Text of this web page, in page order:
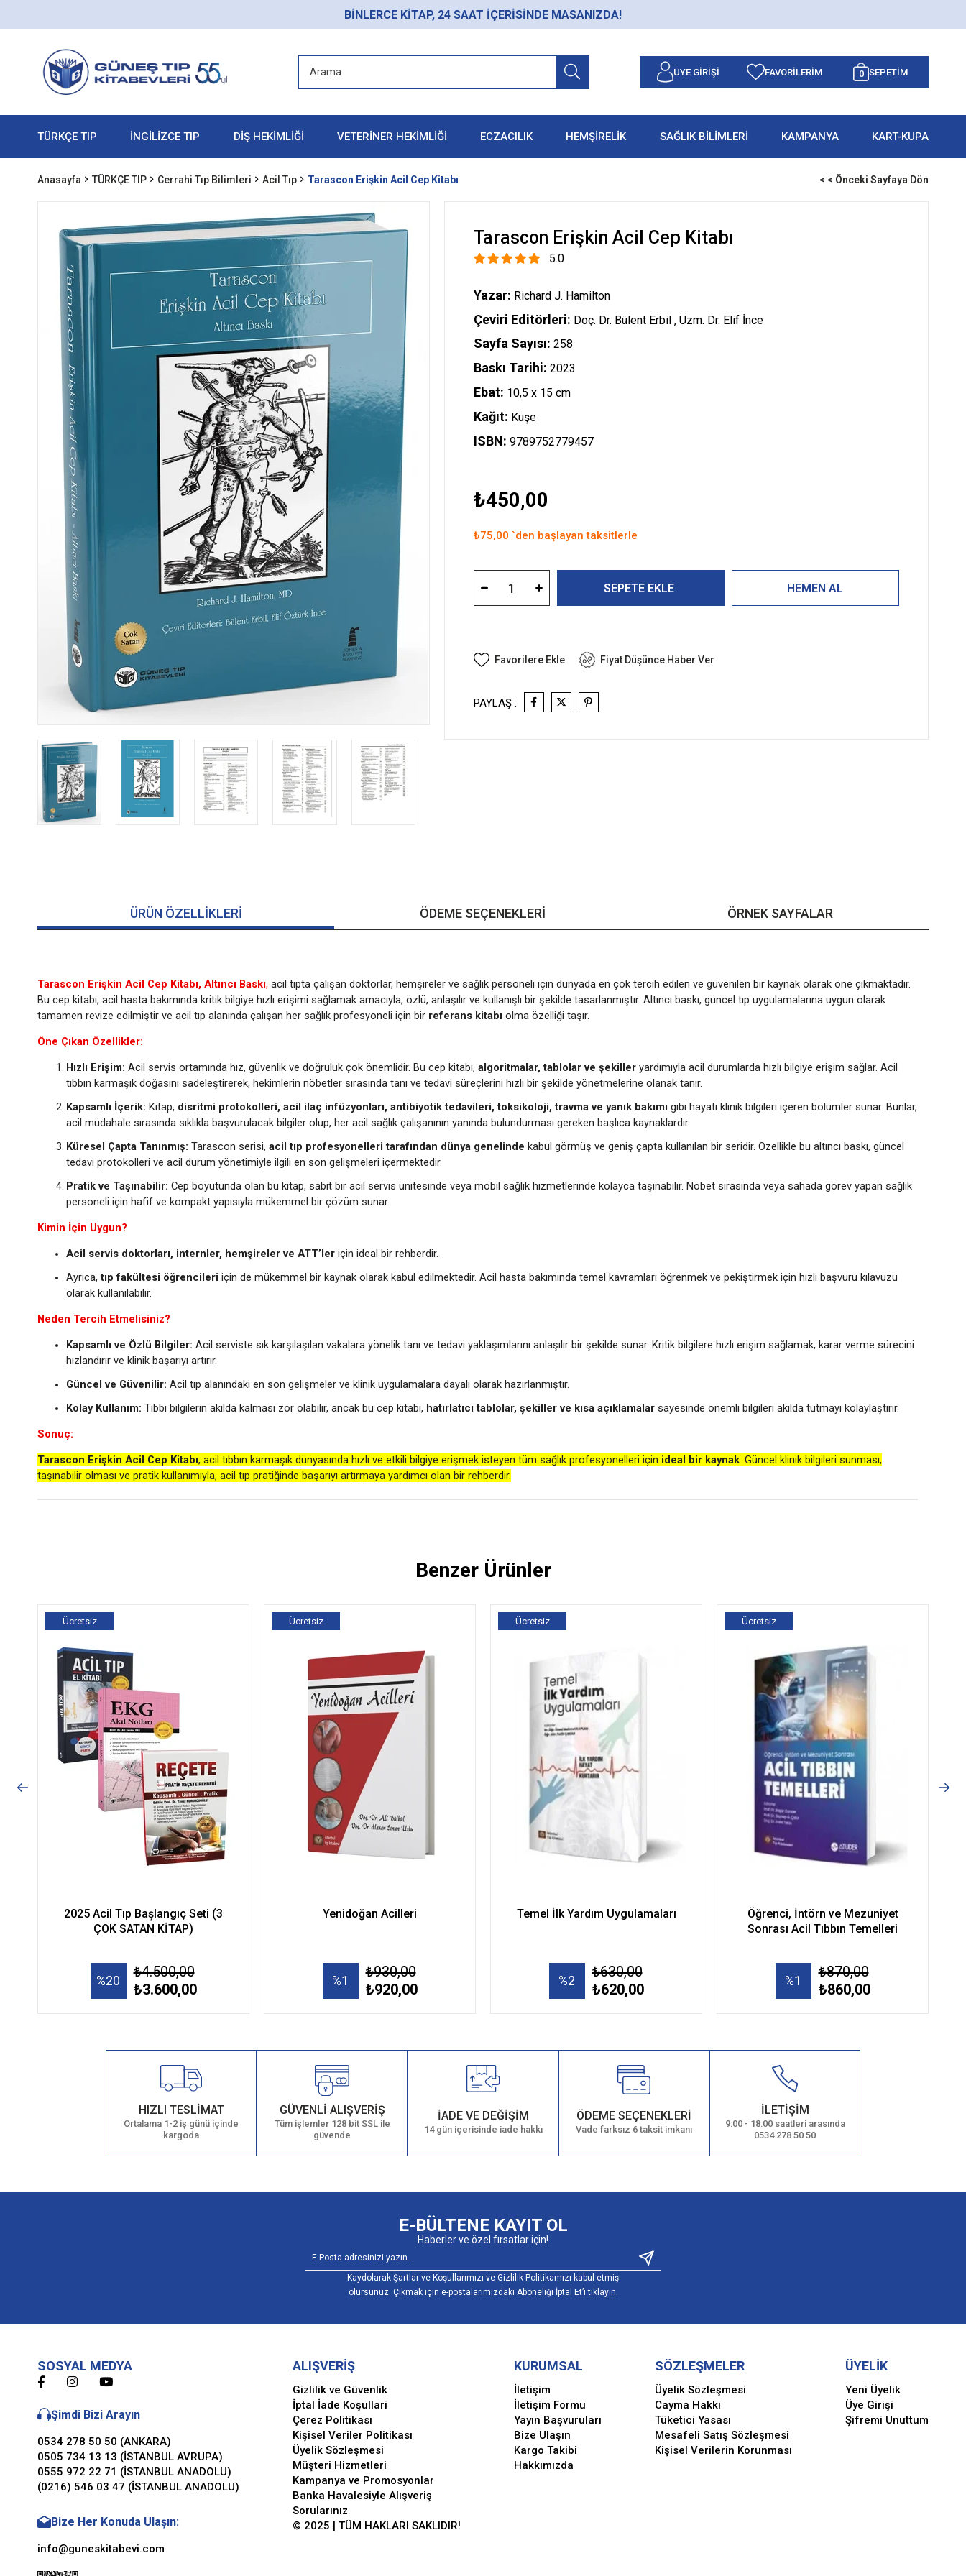
BİNLERCE KİTAP, 24 SAAT İÇERİSİNDE MASANIZDA!
ÜYE GIRIŞI FAVORILERIM SEPETIM
0
TÜRKÇE TIP İNGİLİZCE TIP DİŞ HEKİMLİĞİ VETERİNER HEKİMLİĞİ ECZACILIK HEMŞİRELİK SAĞLIK BİLİMLERİ KAMPANYA KART-KUPA
Anasayfa TÜRKÇE TIP Cerrahi Tıp Bilimleri Acil Tıp Tarascon Erişkin Acil Cep Kitabı < < Önceki Sayfaya Dön
Tarascon Erişkin Acil Cep Kitabı
5.0
Yazar: Richard J. Hamilton
Çeviri Editörleri: Doç. Dr. Bülent Erbil , Uzm. Dr. Elif İnce
Sayfa Sayısı: 258
Baskı Tarihi: 2023
Ebat: 10,5 x 15 cm
Kağıt: Kuşe
ISBN: 9789752779457
₺450,00
₺75,00 `den başlayan taksitlerle
Favorilere Ekle Fiyat Düşünce Haber Ver
PAYLAŞ :
ÜRÜN ÖZELLIKLERI ÖDEME SEÇENEKLERI ÖRNEK SAYFALAR
Tarascon Erişkin Acil Cep Kitabı, Altıncı Baskı, acil tıpta çalışan doktorlar, hemşireler ve sağlık personeli için dünyada en çok tercih edilen ve güvenilen bir kaynak olarak öne çıkmaktadır.
Bu cep kitabı, acil hasta bakımında kritik bilgiye hızlı erişimi sağlamak amacıyla, özlü, anlaşılır ve kullanışlı bir şekilde tasarlanmıştır. Altıncı baskı, güncel tıp uygulamalarına uygun olarak
tamamen revize edilmiştir ve acil tıp alanında çalışan her sağlık profesyoneli için bir referans kitabı olma özelliği taşır.
Öne Çıkan Özellikler:
Hızlı Erişim: Acil servis ortamında hız, güvenlik ve doğruluk çok önemlidir. Bu cep kitabı, algoritmalar, tablolar ve şekiller yardımıyla acil durumlarda hızlı bilgiye erişim sağlar. Acil
tıbbın karmaşık doğasını sadeleştirerek, hekimlerin nöbetler sırasında tanı ve tedavi süreçlerini hızlı bir şekilde yönetmelerine olanak tanır.
Kapsamlı İçerik: Kitap, disritmi protokolleri, acil ilaç infüzyonları, antibiyotik tedavileri, toksikoloji, travma ve yanık bakımı gibi hayati klinik bilgileri içeren bölümler sunar. Bunlar,
acil müdahale sırasında sıklıkla başvurulacak bilgiler olup, her acil sağlık çalışanının yanında bulundurması gereken başlıca kaynaklardır.
Küresel Çapta Tanınmış: Tarascon serisi, acil tıp profesyonelleri tarafından dünya genelinde kabul görmüş ve geniş çapta kullanılan bir seridir. Özellikle bu altıncı baskı, güncel
tedavi protokolleri ve acil durum yönetimiyle ilgili en son gelişmeleri içermektedir.
Pratik ve Taşınabilir: Cep boyutunda olan bu kitap, sabit bir acil servis ünitesinde veya mobil sağlık hizmetlerinde kolayca taşınabilir. Nöbet sırasında veya sahada görev yapan sağlık
personeli için hafif ve kompakt yapısıyla mükemmel bir çözüm sunar.
Kimin İçin Uygun?
Acil servis doktorları, internler, hemşireler ve ATT’ler için ideal bir rehberdir.
Ayrıca,tıp fakültesi öğrencileri için de mükemmel bir kaynak olarak kabul edilmektedir. Acil hasta bakımında temel kavramları öğrenmek ve pekiştirmek için hızlı başvuru kılavuzu
olarak kullanılabilir.
Neden Tercih Etmelisiniz?
Kapsamlı ve Özlü Bilgiler: Acil serviste sık karşılaşılan vakalara yönelik tanı ve tedavi yaklaşımlarını anlaşılır bir şekilde sunar. Kritik bilgilere hızlı erişim sağlamak, karar verme sürecini
hızlandırır ve klinik başarıyı artırır.
Güncel ve Güvenilir: Acil tıp alanındaki en son gelişmeler ve klinik uygulamalara dayalı olarak hazırlanmıştır.
Kolay Kullanım: Tıbbi bilgilerin akılda kalması zor olabilir, ancak bu cep kitabı, hatırlatıcı tablolar, şekiller ve kısa açıklamalar sayesinde önemli bilgileri akılda tutmayı kolaylaştırır.
Sonuç:
Tarascon Erişkin Acil Cep Kitabı, acil tıbbın karmaşık dünyasında hızlı ve etkili bilgiye erişmek isteyen tüm sağlık profesyonelleri için ideal bir kaynak. Güncel klinik bilgileri sunması,
taşınabilir olması ve pratik kullanımıyla, acil tıp pratiğinde başarıyı artırmaya yardımcı olan bir rehberdir.
Benzer Ürünler
2025 Acil Tıp Başlangıç Seti (3
ÇOK SATAN KİTAP)
%20
₺4.500,00
₺3.600,00
Ücretsiz
Yenidoğan Acilleri
%1
₺930,00
₺920,00
Ücretsiz
Temel İlk Yardım Uygulamaları
%2
₺630,00
₺620,00
Ücretsiz
Öğrenci, İntörn ve Mezuniyet
Sonrası Acil Tıbbın Temelleri
%1
₺870,00
₺860,00
Ücretsiz
HIZLI TESLİMAT
Ortalama 1-2 iş günü içinde
kargoda
GÜVENLİ ALIŞVERİŞ
Tüm işlemler 128 bit SSL ile
güvende
İADE VE DEĞİŞİM
14 gün içerisinde iade hakkı
ÖDEME SEÇENEKLERİ
Vade farksız 6 taksit imkanı
İLETİŞİM
9:00 - 18:00 saatleri arasında
0534 278 50 50
E-BÜLTENE KAYIT OL
Haberler ve özel fırsatlar için!
Kaydolarak Şartlar ve Koşullarımızı ve Gizlilik Politikamızı kabul etmiş
olursunuz. Çıkmak için e-postalarımızdaki Aboneliği İptal Et’i tıklayın.
SOSYAL MEDYA
Şimdi Bizi Arayın
0534 278 50 50 (ANKARA)
0505 734 13 13 (İSTANBUL AVRUPA)
0555 972 22 71 (İSTANBUL ANADOLU)
(0216) 546 03 47 (İSTANBUL ANADOLU)
Bize Her Konuda Ulaşın:
info@guneskitabevi.com
ALIŞVERİŞ
Gizlilik ve Güvenlik
İptal İade Koşullari
Çerez Politikası
Kişisel Veriler Politikası
Üyelik Sözleşmesi
Müşteri Hizmetleri
Kampanya ve Promosyonlar
Banka Havalesiyle Alışveriş
Sorularınız
© 2025 | TÜM HAKLARI SAKLIDIR!
KURUMSAL
İletişim
İletişim Formu
Yayın Başvuruları
Bize Ulaşın
Kargo Takibi
Hakkımızda
SÖZLEŞMELER
Üyelik Sözleşmesi
Cayma Hakkı
Tüketici Yasası
Mesafeli Satış Sözleşmesi
Kişisel Verilerin Korunması
ÜYELİK
Yeni Üyelik
Üye Girişi
Şifremi Unuttum